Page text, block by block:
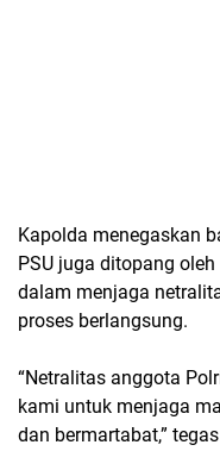
Kapolda menegaskan
PSU juga ditopang oleh
dalam menjaga
proses berlangsung.
“Netralitas anggota
kami untuk menjaga
dan bermartabat,”